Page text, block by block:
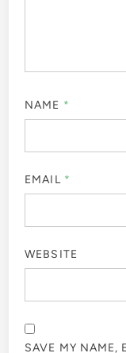
NAME *
EMAIL *
WEBSITE
SAVE MY NAME,